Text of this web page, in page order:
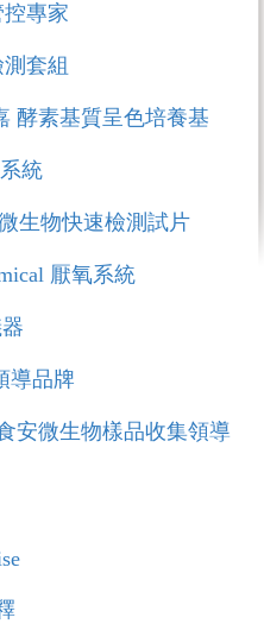
專家
套組
酵素基質呈色培養基
統
生物快速檢測試片
厭氧系統
導品牌
安微生物樣品收集領導